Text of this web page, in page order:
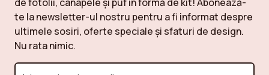
te la newsletter-ul nostru pentru a fi informat despre
ultimele sosiri, oferte speciale și sfaturi de design.
Nu rata nimic.